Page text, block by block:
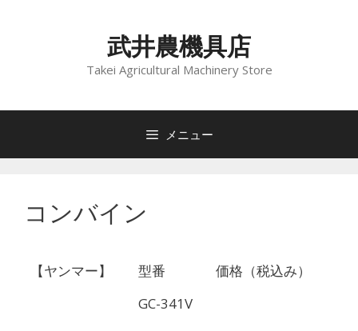
へ
武井農機具店
Takei Agricultural Machinery Store
メニュー
コンバイン
【ヤンマー】 型番
価格（税込み）
GC-341V